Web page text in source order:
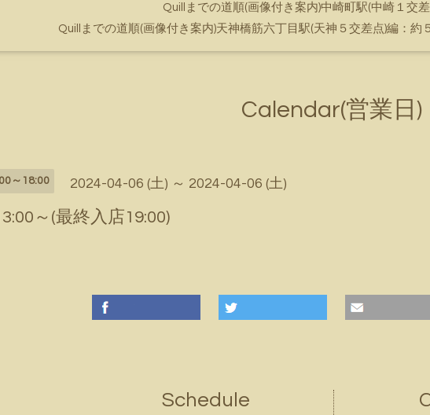
Quillまでの道順(画像付き案内)中崎町駅(中崎１交
Quillまでの道順(画像付き案内)天神橋筋六丁目駅(天神５交差点)編：約
Calendar(営業日)
～18:00 2024-04-06 (土) ～ 2024-04-06 (土)
～(最終入店19:00)
Schedule